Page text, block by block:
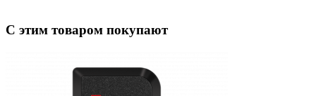
С этим товаром покупают